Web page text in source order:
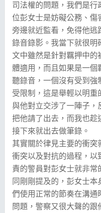
司法權的問題，我們是行
位彭女士是妨礙公務、傷
旁邊就近監看，免得他逃
錄音錄影。我當下就很明
文中雖然是針對羈押中的
體適用，而且如果是一個
聽錄音，一個沒有受到強
受限制，這是舉輕以明
與他對立交涉了一陣子，
把他請了出去，而我也趁
接下來就出去做筆錄。
其實關於律見主要的衝突
衝突以及對抗的過程，以
責的警員對彭女士就非常
同剛剛提及的，彭女士
們使用正常的節奏在溝通
問題，警察又很大聲的跟